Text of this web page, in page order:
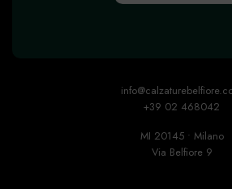
+39 02 468042
MI 20145 • Milano
Via Belfiore 9